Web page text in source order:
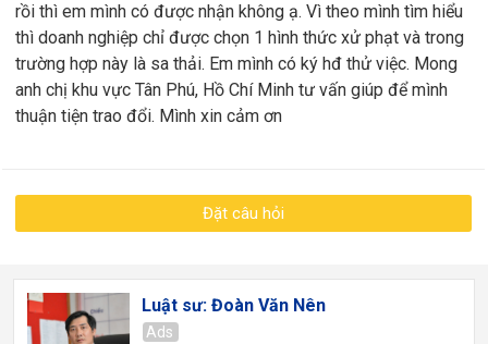
rồi thì em mình có được nhận không ạ. Vì theo mình tìm hiểu
thì doanh nghiệp chỉ được chọn 1 hình thức xử phạt và trong
trường hợp này là sa thải. Em mình có ký hđ thử việc. Mong
anh chị khu vực Tân Phú, Hồ Chí Minh tư vấn giúp để mình
thuận tiện trao đổi. Mình xin cảm ơn
Đặt câu hỏi
Luật sư: Đoàn Văn Nên
Ads